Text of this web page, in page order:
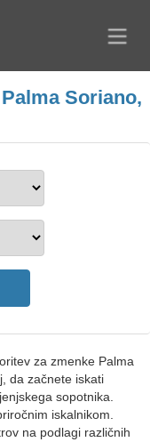
Soriano,
za zmenke Palma
da začnete iskati
sopotnika.
iskalnikom.
na podlagi različnih